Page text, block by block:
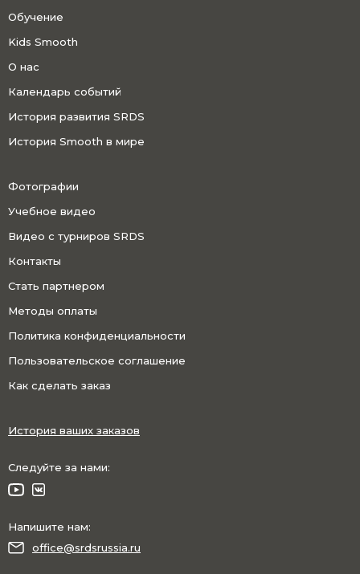
Обучение
Kids Smooth
О нас
Календарь событий
История развития SRDS
История Smooth в мире
Фотографии
Учебное видео
Видео с турниров SRDS
Контакты
Стать партнером
Методы оплаты
Политика конфиденциальности
Пользовательское соглашение
Как сделать заказ
История ваших заказов
Следуйте за нами:
Напишите нам:
office@srdsrussia.ru